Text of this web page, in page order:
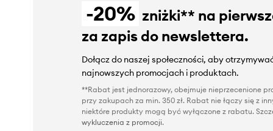
-20% zniżki** na
za zapis do newslettera.
Dołącz do naszej społeczności, aby
najnowszych promocjach i produktach.
**Rabat jest jednorazowy, obejmuje nieprzecenione
przy zakupach za min. 350 zł. Rabat nie łączy się z
niektóre produkty mogą być wyłączone z rabatu.
wykluczenia z promocji.